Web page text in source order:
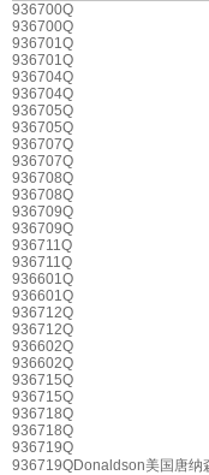
936700Q
936700Q
936701Q
936701Q
936704Q
936704Q
936705Q
936705Q
936707Q
936707Q
936708Q
936708Q
936709Q
936709Q
936711Q
936711Q
936601Q
936601Q
936712Q
936712Q
936602Q
936602Q
936715Q
936715Q
936718Q
936718Q
936719Q
936719QDonaldson美国唐